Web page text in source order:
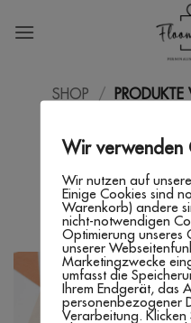
Inhalt
SHOP /
Wir verwenden
Wir nutzen auf
Einige Cookies sind
Warenkorb) andere
nicht-notwendigen
Optimierung unseres
unserer
Marketingzwecke
umfasst die
Ihrem Endgerät, das
personenbezogener
Verarbeitung. Klicken